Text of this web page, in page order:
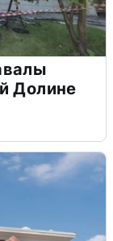
Долине